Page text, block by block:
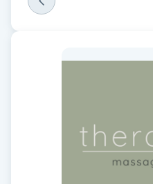
Fransk manikyr